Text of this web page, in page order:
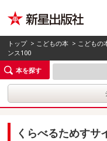
トップ > こどもの本 > こどもの
ンス100
本を探す
くらべるためすサ